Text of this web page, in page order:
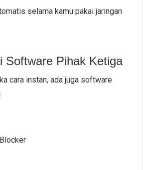
selama kamu pakai jaringan
Software Pihak Ketiga
cara instan, ada juga software